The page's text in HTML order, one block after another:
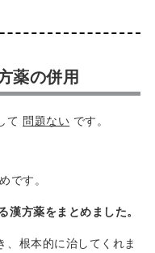
薬の併用
て 問題ない です。
です。
漢方薬をまとめました。
、根本的に治してくれま